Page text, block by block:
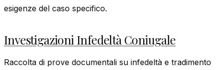
esigenze del caso specifico.
Investigazioni Infedeltà Coniugale
Raccolta di prove documentali su infedeltà e tradimento